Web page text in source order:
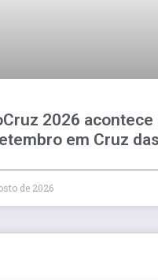
2026 acontece
em Cruz
de 2026